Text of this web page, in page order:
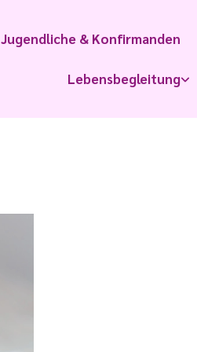
Jugendliche & Konfirmanden
Lebensbegleitung